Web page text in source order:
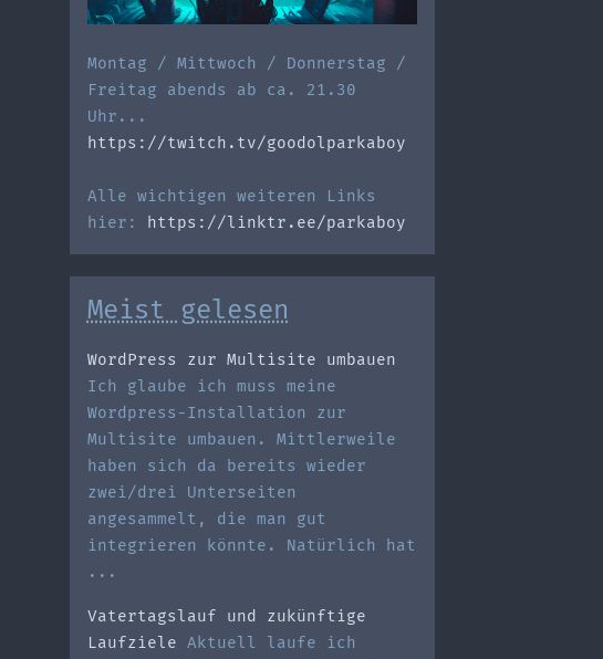
Montag / Mittwoch / Donnerstag /
Freitag abends ab ca. 21.30
Uhr...
https://twitch.tv/goodolparkaboy
Alle wichtigen weiteren Links
hier:
https://linktr.ee/parkaboy
Meist gelesen
WordPress zur Multisite umbauen
Ich glaube ich muss meine
Wordpress-Installation zur
Multisite umbauen. Mittlerweile
haben sich da bereits wieder
zwei/drei Unterseiten
angesammelt, die man gut
integrieren könnte. Natürlich hat
...
Vatertagslauf und zukünftige
Laufziele Aktuell laufe ich